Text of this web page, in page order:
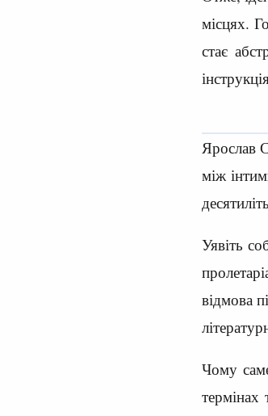
місцях.
стає
Ярослав
між
Уявіть
відмова
Чому
термінах